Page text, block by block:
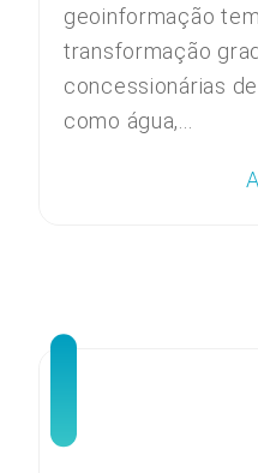
geoinformação
transformação
concessionárias
como água,...